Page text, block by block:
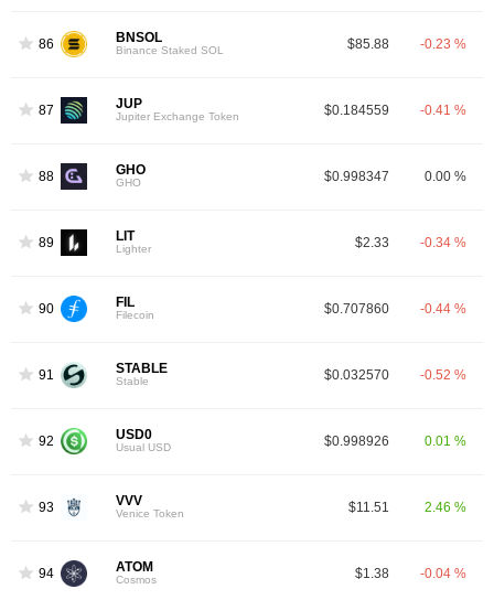
86 BNSOL
Binance Staked SOL $85.88 -0.23 %
87 JUP
Jupiter Exchange Token $0.184559 -0.41 %
88 GHO
GHO $0.998347 0.00 %
89 LIT
Lighter $2.33 -0.34 %
90 FIL
Filecoin $0.707860 -0.44 %
91 STABLE
Stable $0.032570 -0.52 %
92 USD0
Usual USD $0.998926 0.01 %
93 VVV
Venice Token $11.51 2.46 %
94 ATOM
Cosmos $1.38 -0.04 %